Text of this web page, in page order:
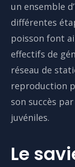
un ensemble
différentes
poisson font
effectifs de
réseau de
reproduction
son succès
juvéniles.
Le